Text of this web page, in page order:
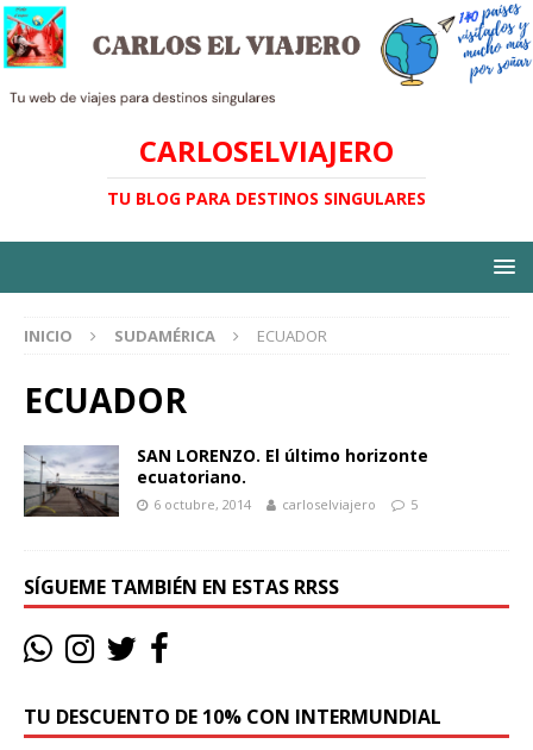
CARLOSELVIAJERO
TU BLOG PARA DESTINOS SINGULARES
INICIO SUDAMÉRICA ECUADOR
ECUADOR
SAN LORENZO. El último horizonte
ecuatoriano.
6 octubre, 2014 carloselviajero 5
SÍGUEME TAMBIÉN EN ESTAS RRSS
TU DESCUENTO DE 10% CON INTERMUNDIAL